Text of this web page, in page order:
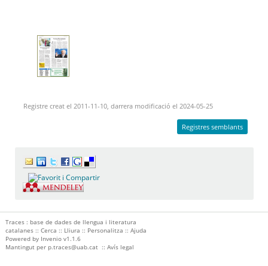
Registre creat el 2011-11-10, darrera modificació el 2024-05-25
Registres semblants
Traces : base de dades de llengua i literatura
catalanes :: Cerca :: Lliura :: Personalitza :: Ajuda
Powered by Inveniov1.1.6
Mantingut per p.traces@uab.cat:: Avís legal